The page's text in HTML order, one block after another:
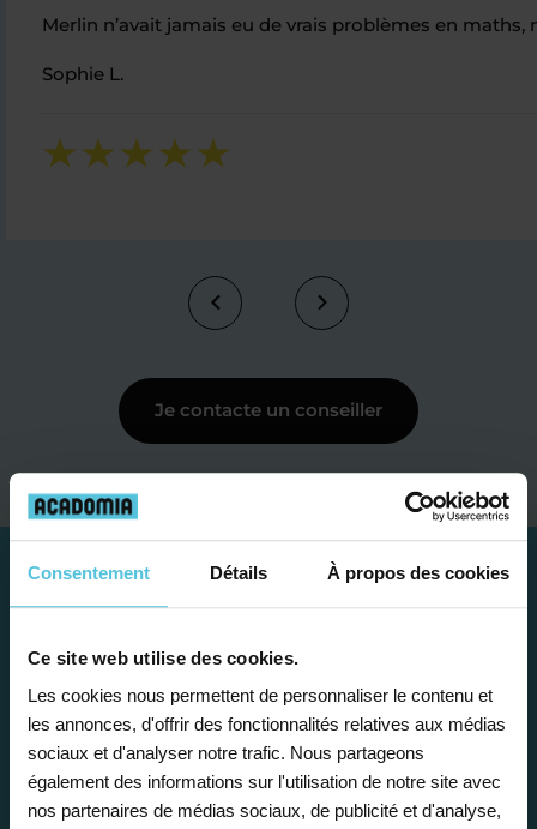
Consentement Détails À propos des cookies
Ce site web utilise des cookies.
Les cookies nous permettent de personnaliser le contenu et
les annonces, d'offrir des fonctionnalités relatives aux médias
sociaux et d'analyser notre trafic. Nous partageons
également des informations sur l'utilisation de notre site avec
nos partenaires de médias sociaux, de publicité et d'analyse,
Merlin n’avait jamais eu de vrais problèmes en
Sophie L.
Je contacte un conseiller